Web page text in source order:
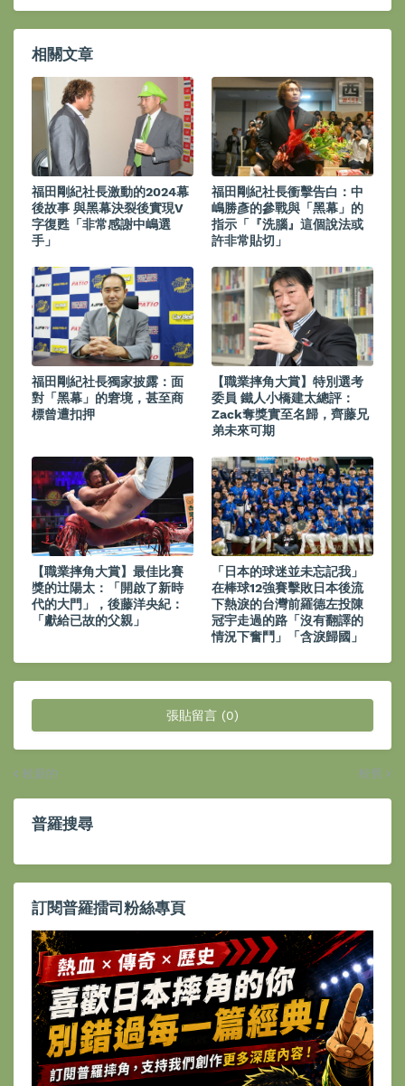
相關文章
福田剛紀社長激動的2024幕
後故事 與黑幕決裂後實現V
字復甦「非常感謝中嶋選
手」
福田剛紀社長衝擊告白：中
嶋勝彥的參戰與「黑幕」的
指示「『洗腦』這個說法或
許非常貼切」
福田剛紀社長獨家披露：面
對「黑幕」的窘境，甚至商
標曾遭扣押
【職業摔角大賞】特別選考
委員 鐵人小橋建太總評：
Zack奪獎實至名歸，齊藤兄
弟未來可期
【職業摔角大賞】最佳比賽
獎的辻陽太：「開啟了新時
代的大門」，後藤洋央紀：
「獻給已故的父親」
「日本的球迷並未忘記我」
在棒球12強賽擊敗日本後流
下熱淚的台灣前羅德左投陳
冠宇走過的路「沒有翻譯的
情況下奮鬥」「含淚歸國」
張貼留言 (0)
較新的 較舊
普羅搜尋
訂閱普羅擂司粉絲專頁